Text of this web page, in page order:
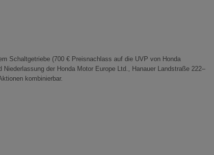
Schaltgetriebe (700 € Preisnachlass auf die UVP von Honda
der Honda Motor Europe Ltd., Hanauer Landstraße 222–
kombinierbar.